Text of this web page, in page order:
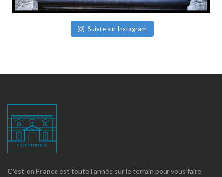
Suivre sur Instagram
C'est en France est toute l'année sur le terrain pour vous faire